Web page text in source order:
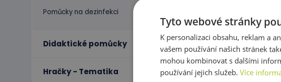
Pomůcky na dezinfekci
Didaktické pomůcky
Hračky - Tematika
Do
Skladem
Tyto webové stránky
K personalizaci obsahu, reklam a
vašem používání našich stránek
mohou kombinovat s dalšími
používání jejich služeb. Více